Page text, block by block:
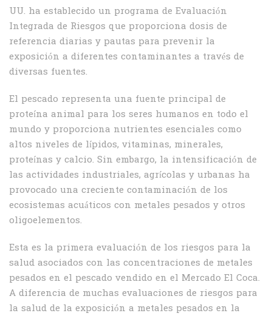
UU. ha establecido un programa de Evaluación
Integrada de Riesgos que proporciona dosis de
referencia diarias y pautas para prevenir la
exposición a diferentes contaminantes a través de
diversas fuentes.
El pescado representa una fuente principal de
proteína animal para los seres humanos en todo el
mundo y proporciona nutrientes esenciales como
altos niveles de lípidos, vitaminas, minerales,
proteínas y calcio. Sin embargo, la intensificación de
las actividades industriales, agrícolas y urbanas ha
provocado una creciente contaminación de los
ecosistemas acuáticos con metales pesados y otros
oligoelementos.
Esta es la primera evaluación de los riesgos para la
salud asociados con las concentraciones de metales
pesados en el pescado vendido en el Mercado El Coca.
A diferencia de muchas evaluaciones de riesgos para
la salud de la exposición a metales pesados en la